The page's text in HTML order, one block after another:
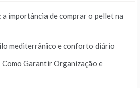
importância de comprar o pellet na
mediterrânico e conforto diário
Garantir Organização e